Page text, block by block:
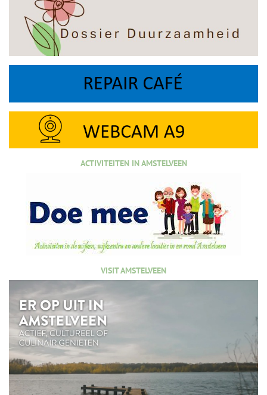
ACTIVITEITEN IN AMSTELVEEN
VISIT AMSTELVEEN